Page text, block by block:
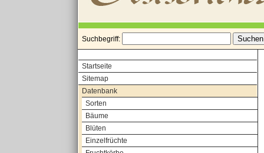
Suchbegriff:
Startseite
Sitemap
Datenbank
Sorten
Bäume
Blüten
Einzelfrüchte